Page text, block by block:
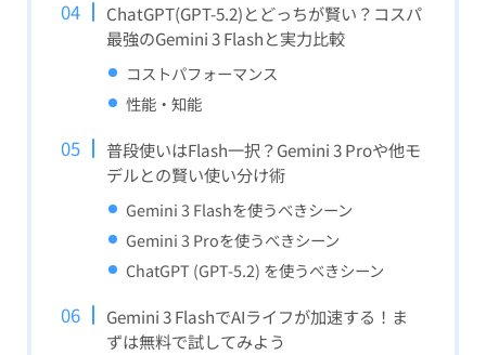
ChatGPT(GPT-5.2)とどっちが賢い？コスパ
最強のGemini 3 Flashと実力比較
コストパフォーマンス
性能・知能
普段使いはFlash一択？Gemini 3 Proや他モ
デルとの賢い使い分け術
Gemini 3 Flashを使うべきシーン
Gemini 3 Proを使うべきシーン
ChatGPT (GPT-5.2) を使うべきシーン
Gemini 3 FlashでAIライフが加速する！ま
ずは無料で試してみよう